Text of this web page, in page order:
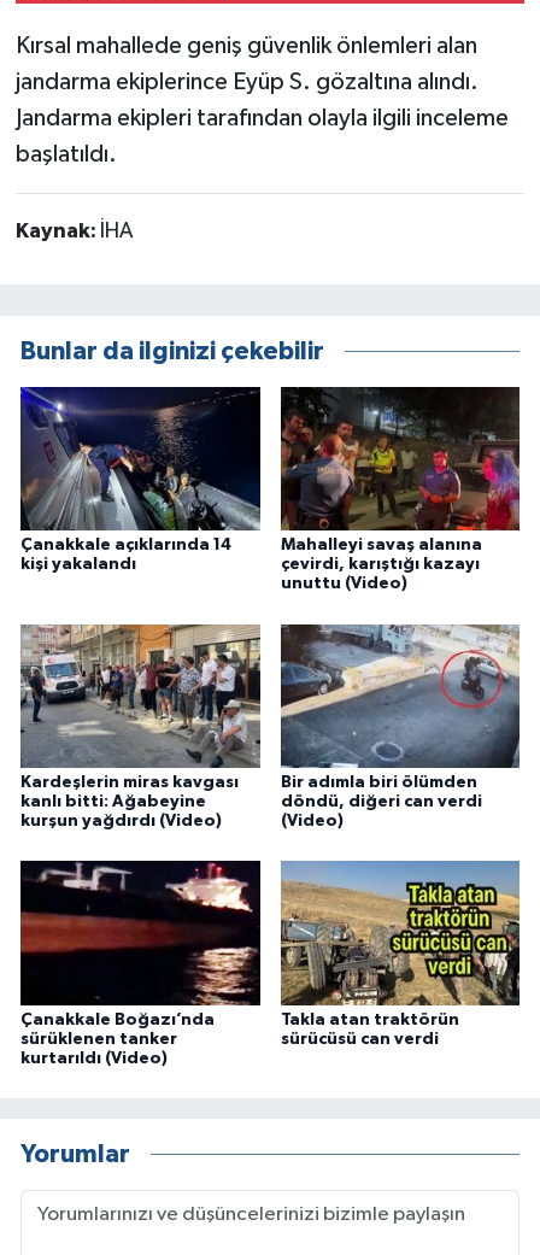
Kırsal mahallede geniş güvenlik önlemleri alan
jandarma ekiplerince Eyüp S. gözaltına alındı.
Jandarma ekipleri tarafından olayla ilgili inceleme
başlatıldı.
Kaynak: İHA
Bunlar da ilginizi çekebilir
Çanakkale açıklarında 14
kişi yakalandı
Mahalleyi savaş alanına
çevirdi, karıştığı kazayı
unuttu (Video)
Kardeşlerin miras kavgası
kanlı bitti: Ağabeyine
kurşun yağdırdı (Video)
Bir adımla biri ölümden
döndü, diğeri can verdi
(Video)
Çanakkale Boğazı’nda
sürüklenen tanker
kurtarıldı (Video)
Takla atan traktörün
sürücüsü can verdi
Yorumlar